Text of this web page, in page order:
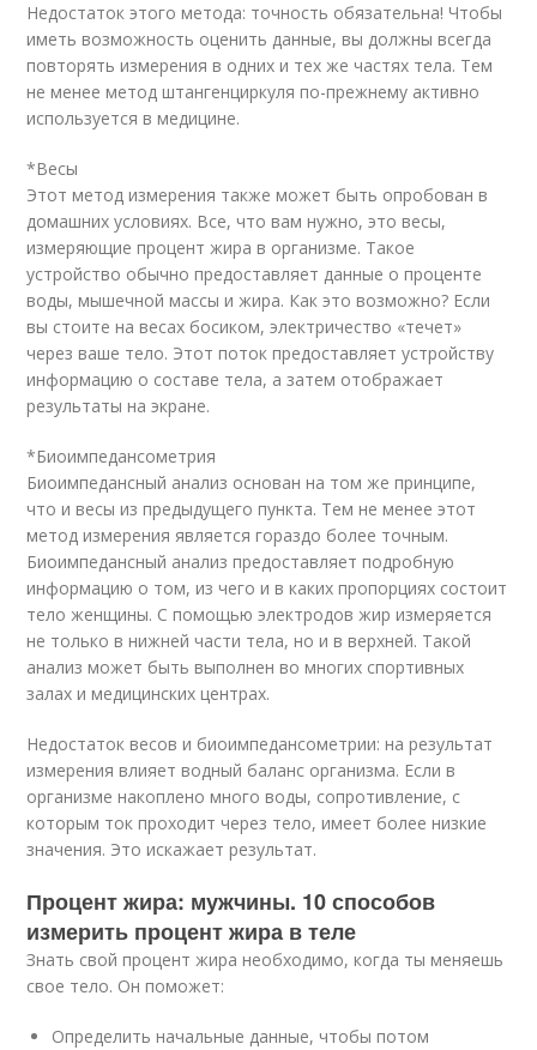
Недостаток этого метода: точность обязательна! Чтобы
иметь возможность оценить данные, вы должны всегда
повторять измерения в одних и тех же частях тела. Тем
не менее метод штангенциркуля по-прежнему активно
используется в медицине.
*Весы
Этот метод измерения также может быть опробован в
домашних условиях. Все, что вам нужно, это весы,
измеряющие процент жира в организме. Такое
устройство обычно предоставляет данные о проценте
воды, мышечной массы и жира. Как это возможно? Если
вы стоите на весах босиком, электричество «течет»
через ваше тело. Этот поток предоставляет устройству
информацию о составе тела, а затем отображает
результаты на экране.
*Биоимпедансометрия
Биоимпедансный анализ основан на том же принципе,
что и весы из предыдущего пункта. Тем не менее этот
метод измерения является гораздо более точным.
Биоимпедансный анализ предоставляет подробную
информацию о том, из чего и в каких пропорциях состоит
тело женщины. С помощью электродов жир измеряется
не только в нижней части тела, но и в верхней. Такой
анализ может быть выполнен во многих спортивных
залах и медицинских центрах.
Недостаток весов и биоимпедансометрии: на результат
измерения влияет водный баланс организма. Если в
организме накоплено много воды, сопротивление, с
которым ток проходит через тело, имеет более низкие
значения. Это искажает результат.
Процент жира: мужчины. 10 способов
измерить процент жира в теле
Знать свой процент жира необходимо, когда ты меняешь
свое тело. Он поможет:
Определить начальные данные, чтобы потом